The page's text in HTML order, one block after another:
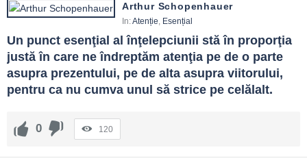
Arthur Schopenhauer
In:Atenție, Esențial
Un punct esenţial al înţelepciunii stă în proporţia
justă în care ne îndreptăm atenţia pe de o parte
asupra prezentului, pe de alta asupra viitorului,
pentru ca nu cumva unul să strice pe celălalt.
0 120